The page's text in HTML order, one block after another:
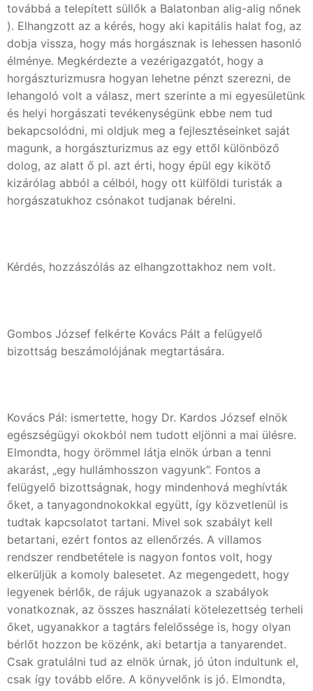
továbbá a telepített süllők a Balatonban alig-alig nőnek
). Elhangzott az a kérés, hogy aki kapitális halat fog, az
dobja vissza, hogy más horgásznak is lehessen hasonló
élménye. Megkérdezte a vezérigazgatót, hogy a
horgászturizmusra hogyan lehetne pénzt szerezni, de
lehangoló volt a válasz, mert szerinte a mi egyesületünk
és helyi horgászati tevékenységünk ebbe nem tud
bekapcsolódni, mi oldjuk meg a fejlesztéseinket saját
magunk, a horgászturizmus az egy ettől különböző
dolog, az alatt ő pl. azt érti, hogy épül egy kikötő
kizárólag abból a célból, hogy ott külföldi turisták a
horgászatukhoz csónakot tudjanak bérelni.
Kérdés, hozzászólás az elhangzottakhoz nem volt.
Gombos József felkérte Kovács Pált a felügyelő
bizottság beszámolójának megtartására.
Kovács Pál: ismertette, hogy Dr. Kardos József elnök
egészségügyi okokból nem tudott eljönni a mai ülésre.
Elmondta, hogy örömmel látja elnök úrban a tenni
akarást, „egy hullámhosszon vagyunk”. Fontos a
felügyelő bizottságnak, hogy mindenhová meghívták
őket, a tanyagondnokokkal együtt, így közvetlenül is
tudtak kapcsolatot tartani. Mivel sok szabályt kell
betartani, ezért fontos az ellenőrzés. A villamos
rendszer rendbetétele is nagyon fontos volt, hogy
elkerüljük a komoly balesetet. Az megengedett, hogy
legyenek bérlők, de rájuk ugyanazok a szabályok
vonatkoznak, az összes használati kötelezettség terheli
őket, ugyanakkor a tagtárs felelőssége is, hogy olyan
bérlőt hozzon be közénk, aki betartja a tanyarendet.
Csak gratulálni tud az elnök úrnak, jó úton indultunk el,
csak így tovább előre. A könyvelőnk is jó. Elmondta,